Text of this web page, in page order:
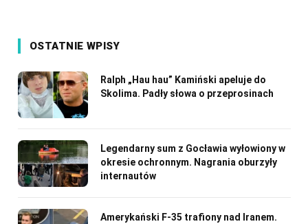
OSTATNIE WPISY
Ralph „Hau hau” Kamiński apeluje do
Skolima. Padły słowa o przeprosinach
Legendarny sum z Gocławia wyłowiony w
okresie ochronnym. Nagrania oburzyły
internautów
Amerykański F-35 trafiony nad Iranem.